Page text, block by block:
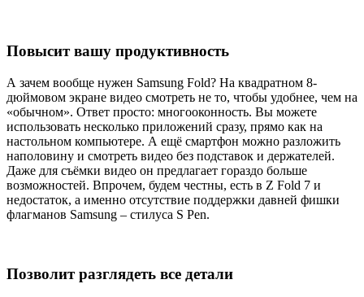
Повысит вашу продуктивность
А зачем вообще нужен Samsung Fold? На квадратном 8-
дюймовом экране видео смотреть не то, чтобы удобнее, чем на
«обычном». Ответ просто: многооконность. Вы можете
использовать несколько приложений сразу, прямо как на
настольном компьютере. А ещё смартфон можно разложить
наполовину и смотреть видео без подставок и держателей.
Даже для съёмки видео он предлагает гораздо больше
возможностей. Впрочем, будем честны, есть в Z Fold 7 и
недостаток, а именно отсутствие поддержки давней фишки
флагманов Samsung – стилуса S Pen.
Позволит разглядеть все детали